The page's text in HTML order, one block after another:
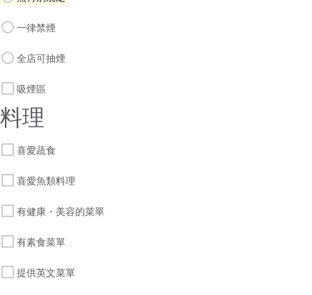
一律禁煙
全店可抽煙
吸煙區
料理
喜愛蔬食
喜愛魚類料理
有健康・美容的菜單
有素食菜單
提供英文菜單